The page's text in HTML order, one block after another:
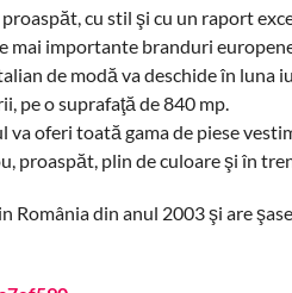
cu stil şi cu un raport
mai importante branduri
de modă va deschide în luna
pe o suprafaţă de 840 mp.
va oferi toată gama de piese
proaspăt, plin de culoare şi în
România din anul 2003 şi are